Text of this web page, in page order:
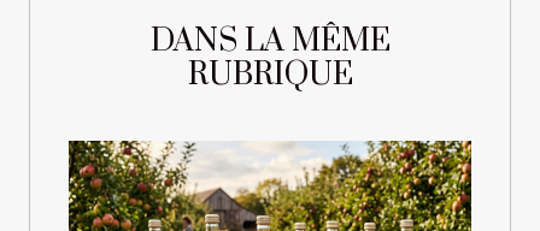
DANS LA MÊME
RUBRIQUE